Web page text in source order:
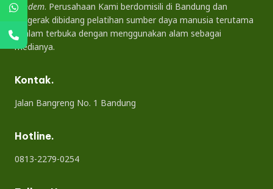
Tandem. Perusahaan Kami berdomisili di Bandung dan
bergerak dibidang pelatihan sumber daya manusia terutama
di alam terbuka dengan menggunakan alam sebagai
medianya.
Kontak.
Jalan Bangreng No. 1 Bandung
Hotline.
0813-2279-0254